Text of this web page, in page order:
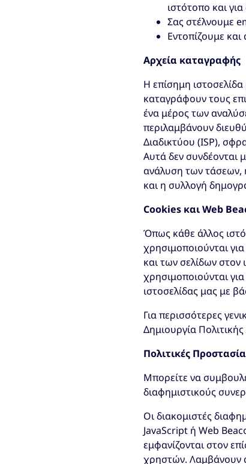
ιστότοπο και
Σας στέλνουμε
Εντοπίζουμε
Αρχεία καταγραφής
Η επίσημη
καταγράφουν τους
ένα μέρος των
περιλαμβάνουν
Διαδικτύου (ISP),
Αυτά δεν συνδέονται
ανάλυση των τάσεων,
και η συλλογή
Cookies και Web
Όπως κάθε άλλος
χρησιμοποιούνται
και των σελίδων
χρησιμοποιούνται
ιστοσελίδας μας με
Για περισσότερες
Δημιουργία
Πολιτικές
Μπορείτε να
διαφημιστικούς
Οι διακομιστές
JavaScript ή Web
εμφανίζονται στον
χρηστών. Λαμβάνουν